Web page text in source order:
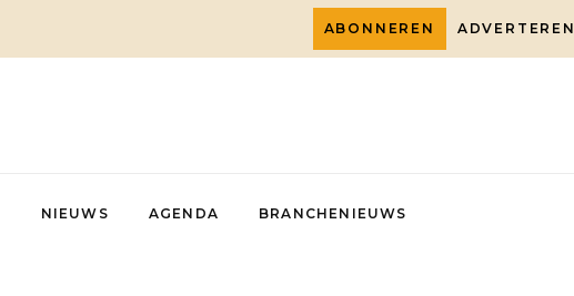
ABONNEREN ADVERTEREN
NIEUWS AGENDA BRANCHENIEUWS